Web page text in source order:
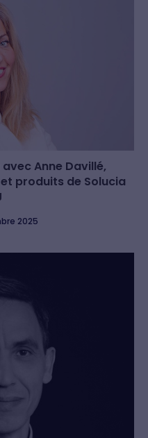
avec Anne Davillé,
produits de Solucia
2025